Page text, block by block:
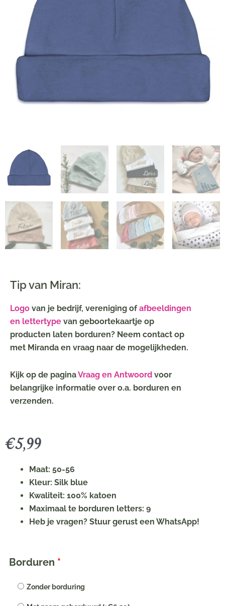
Tip van Miran:
Logo van je bedrijf, vereniging ofafbeeldingen
en lettertype van geboortekaartje op
producten laten borduren? Neem contact op
met Miranda en vraag naar de mogelijkheden.
Kijk op de paginaVraag en Antwoord voor
belangrijke informatie over o.a. borduren en
verzenden.
€5,99
Maat: 50-56
Kleur: Silk blue
Kwaliteit: 100% katoen
Maximaal te borduren letters: 9
Heb je vragen? Stuur gerust een WhatsApp!
Borduren *
Zonder borduring
Silk
babymutsje